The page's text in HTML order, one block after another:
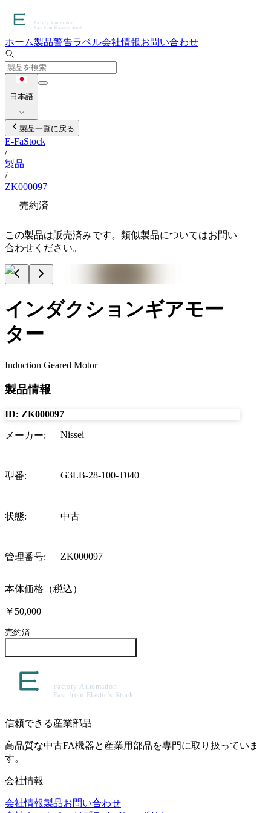
ホーム製品警告ラベル会社情報お問い合わせ
日本語
製品一覧に戻る
E-FaStock
/
製品
/
ZK000097
売約済
この製品は販売済みです。類似製品についてはお問い
合わせください。
インダクションギアモー
ター
Induction Geared Motor
製品情報
ID: ZK000097
メーカー: Nissei
型番: G3LB-28-100-T040
状態: 中古
管理番号: ZK000097
本体価格（税込）
￥50,000
売約済
信頼できる産業部品
高品質な中古FA機器と産業用部品を専門に取り扱っていま
す。
会社情報
会社情報製品お問い合わせ